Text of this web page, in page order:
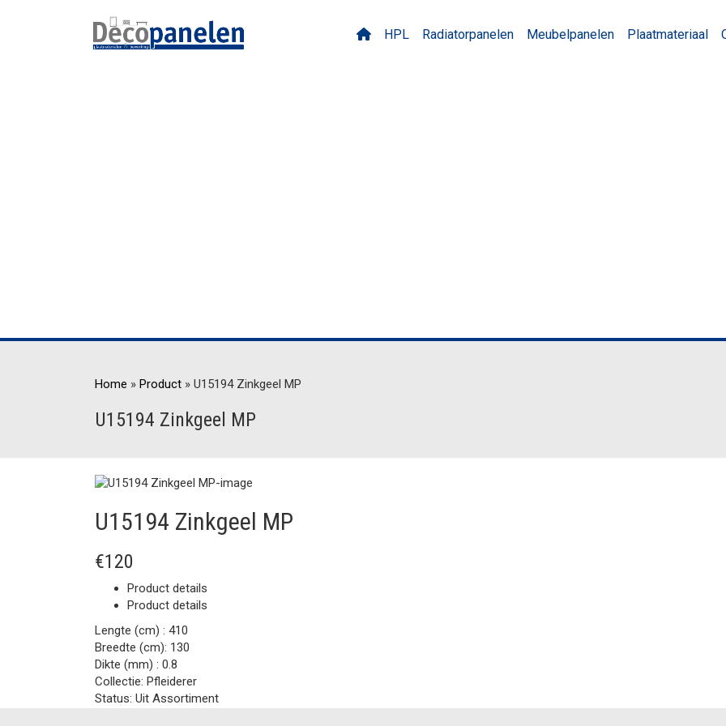
HPL Radiatorpanelen Meubelpanelen Plaatmateriaal
Home » Product » U15194 Zinkgeel MP
U15194 Zinkgeel MP
U15194 Zinkgeel MP
€120
Product details
Product details
Lengte (cm) : 410
Breedte (cm): 130
Dikte (mm) : 0.8
Collectie: Pfleiderer
Status: Uit Assortiment